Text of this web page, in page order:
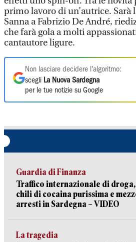
primo lavoro di un’autrice. Sarà
Sanna a Fabrizio De André,
che farà gola a molti
cantautore ligure.
Non lasciare decidere l'algoritmo:
scegli La Nuova Sardegna
per le tue notizie su Google
Guardia di Finanza
Traffico internazionale di
chili di cocaina purissima e
arresti in Sardegna – VIDEO
La tragedia